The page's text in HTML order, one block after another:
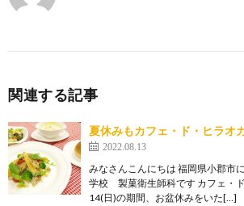
関連する記事
夏休みもカフェ・ド・ヒラオ
2022.08.13
みなさんこんにちは 福岡県小郡市
学校 製菓衛生師科です カフェ・
14(日)の期間、お盆休みをいた[…]